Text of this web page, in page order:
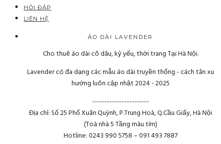
HỎI ĐÁP
LIÊN HỆ
ÁO DÀI LAVENDER
Cho thuê áo dài cô dâu, kỷ yếu, thời trang Tại Hà Nội.
Lavender có đa dạng các mẫu áo dài truyền thống - cách tân xu
hướng luôn cập nhật 2024 - 2025
-----------------------
Địa chỉ: Số 25 Phố Xuân Quỳnh, P.Trung Hoà, Q.Cầu Giấy, Hà Nội
(Toà nhà 5 Tầng màu tím)
Hotline: 0243 990 5758 – 091 493 7887